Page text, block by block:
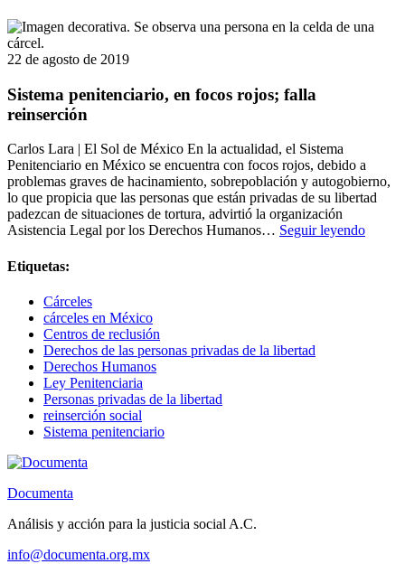
22 de agosto de 2019
Sistema penitenciario, en focos rojos; falla
reinserción
Carlos Lara | El Sol de México En la actualidad, el Sistema
Penitenciario en México se encuentra con focos rojos, debido a
problemas graves de hacinamiento, sobrepoblación y autogobierno,
lo que propicia que las personas que están privadas de su libertad
padezcan de situaciones de tortura, advirtió la organización
Asistencia Legal por los Derechos Humanos… Seguir leyendo
Etiquetas:
Cárceles
cárceles en México
Centros de reclusión
Derechos de las personas privadas de la libertad
Derechos Humanos
Ley Penitenciaria
Personas privadas de la libertad
reinserción social
Sistema penitenciario
Documenta
Análisis y acción para la justicia social A.C.
info@documenta.org.mx